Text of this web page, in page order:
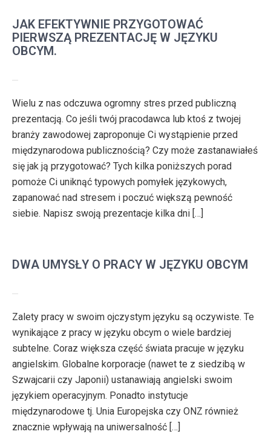
JAK EFEKTYWNIE PRZYGOTOWAĆ
PIERWSZĄ PREZENTACJĘ W JĘZYKU
OBCYM.
Wielu z nas odczuwa ogromny stres przed publiczną
prezentacją. Co jeśli twój pracodawca lub ktoś z twojej
branży zawodowej zaproponuje Ci wystąpienie przed
międzynarodowa publicznością? Czy może zastanawiałeś
się jak ją przygotować? Tych kilka poniższych porad
pomoże Ci uniknąć typowych pomyłek językowych,
zapanować nad stresem i poczuć większą pewność
siebie. Napisz swoją prezentacje kilka dni […]
DWA UMYSŁY O PRACY W JĘZYKU OBCYM
Zalety pracy w swoim ojczystym języku są oczywiste. Te
wynikające z pracy w języku obcym o wiele bardziej
subtelne. Coraz większa część świata pracuje w języku
angielskim. Globalne korporacje (nawet te z siedzibą w
Szwajcarii czy Japonii) ustanawiają angielski swoim
językiem operacyjnym. Ponadto instytucje
międzynarodowe tj. Unia Europejska czy ONZ również
znacznie wpływają na uniwersalność […]